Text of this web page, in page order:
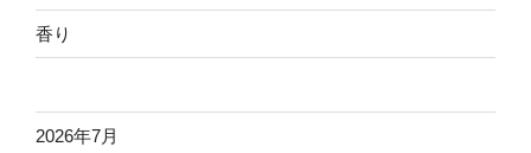
香り
2026年7月